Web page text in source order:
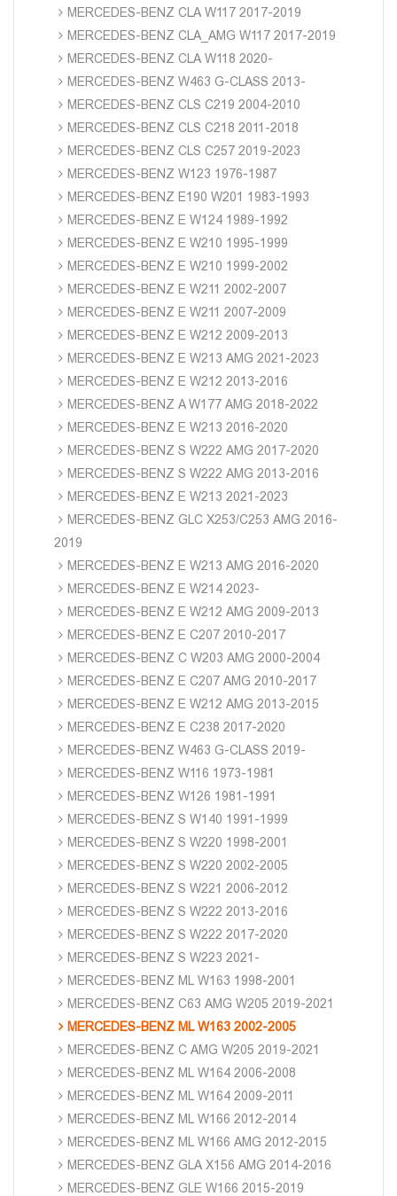
MERCEDES-BENZ CLA W117 2017-2019
MERCEDES-BENZ CLA_AMG W117 2017-2019
MERCEDES-BENZ CLA W118 2020-
MERCEDES-BENZ W463 G-CLASS 2013-
MERCEDES-BENZ CLS C219 2004-2010
MERCEDES-BENZ CLS C218 2011-2018
MERCEDES-BENZ CLS C257 2019-2023
MERCEDES-BENZ W123 1976-1987
MERCEDES-BENZ E190 W201 1983-1993
MERCEDES-BENZ E W124 1989-1992
MERCEDES-BENZ E W210 1995-1999
MERCEDES-BENZ E W210 1999-2002
MERCEDES-BENZ E W211 2002-2007
MERCEDES-BENZ E W211 2007-2009
MERCEDES-BENZ E W212 2009-2013
MERCEDES-BENZ E W213 AMG 2021-2023
MERCEDES-BENZ E W212 2013-2016
MERCEDES-BENZ A W177 AMG 2018-2022
MERCEDES-BENZ E W213 2016-2020
MERCEDES-BENZ S W222 AMG 2017-2020
MERCEDES-BENZ S W222 AMG 2013-2016
MERCEDES-BENZ E W213 2021-2023
MERCEDES-BENZ GLC X253/C253 AMG 2016-
2019
MERCEDES-BENZ E W213 AMG 2016-2020
MERCEDES-BENZ E W214 2023-
MERCEDES-BENZ E W212 AMG 2009-2013
MERCEDES-BENZ E C207 2010-2017
MERCEDES-BENZ C W203 AMG 2000-2004
MERCEDES-BENZ E C207 AMG 2010-2017
MERCEDES-BENZ E W212 AMG 2013-2015
MERCEDES-BENZ E C238 2017-2020
MERCEDES-BENZ W463 G-CLASS 2019-
MERCEDES-BENZ W116 1973-1981
MERCEDES-BENZ W126 1981-1991
MERCEDES-BENZ S W140 1991-1999
MERCEDES-BENZ S W220 1998-2001
MERCEDES-BENZ S W220 2002-2005
MERCEDES-BENZ S W221 2006-2012
MERCEDES-BENZ S W222 2013-2016
MERCEDES-BENZ S W222 2017-2020
MERCEDES-BENZ S W223 2021-
MERCEDES-BENZ ML W163 1998-2001
MERCEDES-BENZ C63 AMG W205 2019-2021
MERCEDES-BENZ ML W163 2002-2005
MERCEDES-BENZ C AMG W205 2019-2021
MERCEDES-BENZ ML W164 2006-2008
MERCEDES-BENZ ML W164 2009-2011
MERCEDES-BENZ ML W166 2012-2014
MERCEDES-BENZ ML W166 AMG 2012-2015
MERCEDES-BENZ GLA X156 AMG 2014-2016
MERCEDES-BENZ GLE W166 2015-2019